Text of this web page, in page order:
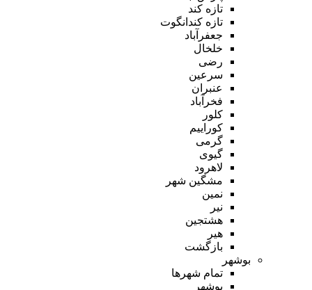
تازه کند
تازه کندانگوت
جعفرآباد
خلخال
رضی
سرعین
عنبران
فخرآباد
کلور
کوراییم
گرمی
گیوی
لاهرود
مشگین شهر
نمین
نیر
هشتجین
هیر
بازگشت
بوشهر
تمام شهر‌ها
بوشهر